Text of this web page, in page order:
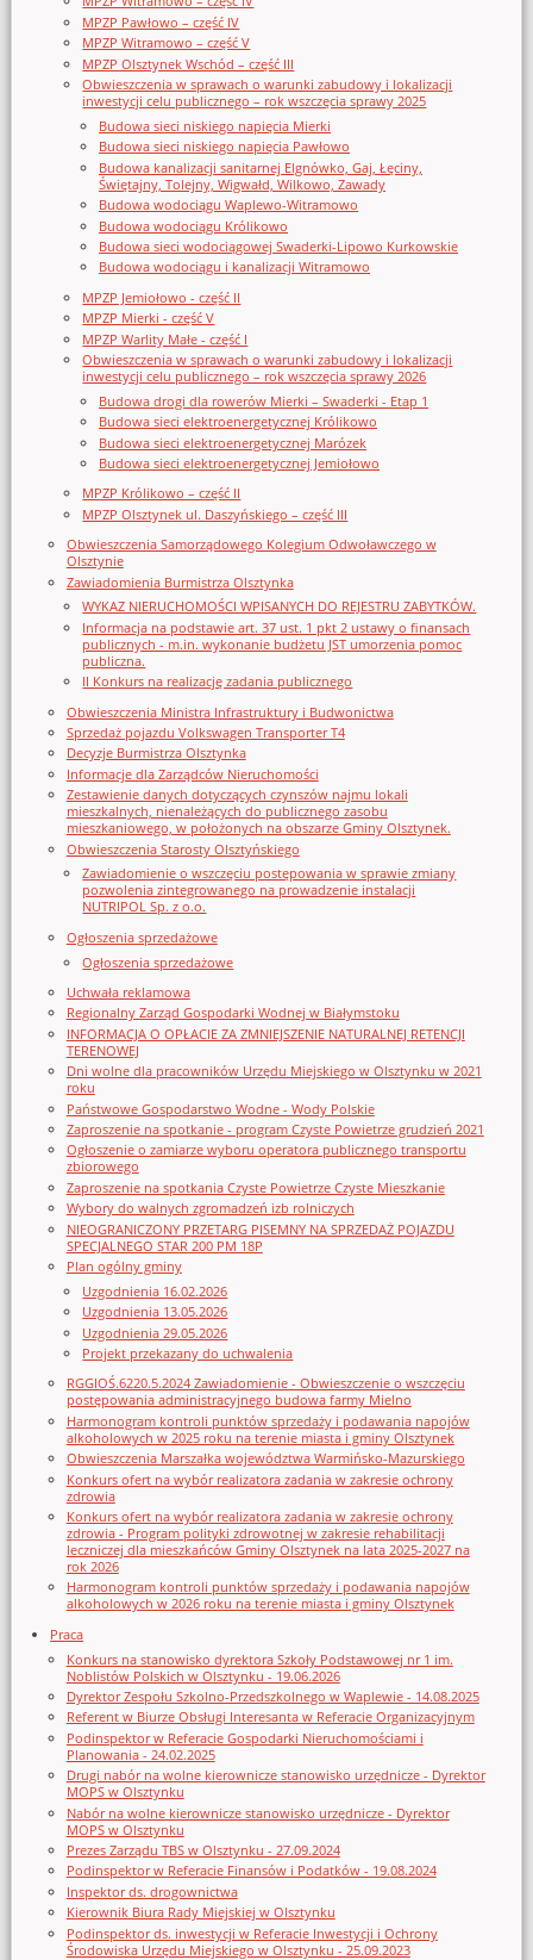
MPZP Pawłowo – część IV
MPZP Witramowo – część V
MPZP Olsztynek Wschód – część III
Obwieszczenia w sprawach o warunki zabudowy i lokalizacji
inwestycji celu publicznego – rok wszczęcia sprawy 2025
Budowa sieci niskiego napięcia Mierki
Budowa sieci niskiego napięcia Pawłowo
Budowa kanalizacji sanitarnej Elgnówko, Gaj, Łęciny,
Świętajny, Tolejny, Wigwałd, Wilkowo, Zawady
Budowa wodociągu Waplewo-Witramowo
Budowa wodociągu Królikowo
Budowa sieci wodociągowej Swaderki-Lipowo Kurkowskie
Budowa wodociągu i kanalizacji Witramowo
MPZP Jemiołowo - część II
MPZP Mierki - część V
MPZP Warlity Małe - część I
Obwieszczenia w sprawach o warunki zabudowy i lokalizacji
inwestycji celu publicznego – rok wszczęcia sprawy 2026
Budowa drogi dla rowerów Mierki – Swaderki - Etap 1
Budowa sieci elektroenergetycznej Królikowo
Budowa sieci elektroenergetycznej Marózek
Budowa sieci elektroenergetycznej Jemiołowo
MPZP Królikowo – część II
MPZP Olsztynek ul. Daszyńskiego – część III
Obwieszczenia Samorządowego Kolegium Odwoławczego w
Olsztynie
Zawiadomienia Burmistrza Olsztynka
WYKAZ NIERUCHOMOŚCI WPISANYCH DO REJESTRU ZABYTKÓW.
Informacja na podstawie art. 37 ust. 1 pkt 2 ustawy o finansach
publicznych - m.in. wykonanie budżetu JST umorzenia pomoc
publiczna.
II Konkurs na realizację zadania publicznego
Obwieszczenia Ministra Infrastruktury i Budwonictwa
Sprzedaż pojazdu Volkswagen Transporter T4
Decyzje Burmistrza Olsztynka
Informacje dla Zarządców Nieruchomości
Zestawienie danych dotyczących czynszów najmu lokali
mieszkalnych, nienależących do publicznego zasobu
mieszkaniowego, w położonych na obszarze Gminy Olsztynek.
Obwieszczenia Starosty Olsztyńskiego
Zawiadomienie o wszczęciu postępowania w sprawie zmiany
pozwolenia zintegrowanego na prowadzenie instalacji
NUTRIPOL Sp. z o.o.
Ogłoszenia sprzedażowe
Ogłoszenia sprzedażowe
Uchwała reklamowa
Regionalny Zarząd Gospodarki Wodnej w Białymstoku
INFORMACJA O OPŁACIE ZA ZMNIEJSZENIE NATURALNEJ RETENCJI
TERENOWEJ
Dni wolne dla pracowników Urzędu Miejskiego w Olsztynku w 2021
roku
Państwowe Gospodarstwo Wodne - Wody Polskie
Zaproszenie na spotkanie - program Czyste Powietrze grudzień 2021
Ogłoszenie o zamiarze wyboru operatora publicznego transportu
zbiorowego
Zaproszenie na spotkania Czyste Powietrze Czyste Mieszkanie
Wybory do walnych zgromadzeń izb rolniczych
NIEOGRANICZONY PRZETARG PISEMNY NA SPRZEDAŻ POJAZDU
SPECJALNEGO STAR 200 PM 18P
Plan ogólny gminy
Uzgodnienia 16.02.2026
Uzgodnienia 13.05.2026
Uzgodnienia 29.05.2026
Projekt przekazany do uchwalenia
RGGIOŚ.6220.5.2024 Zawiadomienie - Obwieszczenie o wszczęciu
postępowania administracyjnego budowa farmy Mielno
Harmonogram kontroli punktów sprzedaży i podawania napojów
alkoholowych w 2025 roku na terenie miasta i gminy Olsztynek
Obwieszczenia Marszałka województwa Warmińsko-Mazurskiego
Konkurs ofert na wybór realizatora zadania w zakresie ochrony
zdrowia
Konkurs ofert na wybór realizatora zadania w zakresie ochrony
zdrowia - Program polityki zdrowotnej w zakresie rehabilitacji
leczniczej dla mieszkańców Gminy Olsztynek na lata 2025-2027 na
rok 2026
Harmonogram kontroli punktów sprzedaży i podawania napojów
alkoholowych w 2026 roku na terenie miasta i gminy Olsztynek
Praca
Konkurs na stanowisko dyrektora Szkoły Podstawowej nr 1 im.
Noblistów Polskich w Olsztynku - 19.06.2026
Dyrektor Zespołu Szkolno-Przedszkolnego w Waplewie - 14.08.2025
Referent w Biurze Obsługi Interesanta w Referacie Organizacyjnym
Podinspektor w Referacie Gospodarki Nieruchomościami i
Planowania - 24.02.2025
Drugi nabór na wolne kierownicze stanowisko urzędnicze - Dyrektor
MOPS w Olsztynku
Nabór na wolne kierownicze stanowisko urzędnicze - Dyrektor
MOPS w Olsztynku
Prezes Zarządu TBS w Olsztynku - 27.09.2024
Podinspektor w Referacie Finansów i Podatków - 19.08.2024
Inspektor ds. drogownictwa
Kierownik Biura Rady Miejskiej w Olsztynku
Podinspektor ds. inwestycji w Referacie Inwestycji i Ochrony
Środowiska Urzędu Miejskiego w Olsztynku - 25.09.2023